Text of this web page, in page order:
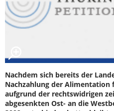
Nachdem sich bereits der
Nachzahlung der Alimentation
aufgrund der rechtswidrigen
abgesenkten Ost- an die